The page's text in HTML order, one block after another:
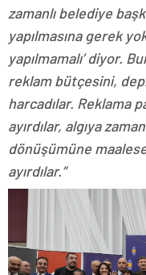
zamanlı belediye
yapılmasına gerek
yapılmamalı’ diyor.
reklam bütçesini,
harcadılar. Reklama
ayırdılar, algıya
dönüşümüne
ayırdılar.”